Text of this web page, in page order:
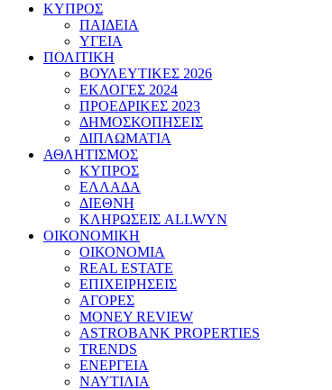
ΚΥΠΡΟΣ
ΠΑΙΔΕΙΑ
ΥΓΕΙΑ
ΠΟΛΙΤΙΚΗ
ΒΟΥΛΕΥΤΙΚΕΣ 2026
ΕΚΛΟΓΕΣ 2024
ΠΡΟΕΔΡΙΚΕΣ 2023
ΔΗΜΟΣΚΟΠΗΣΕΙΣ
ΔΙΠΛΩΜΑΤΙΑ
ΑΘΛΗΤΙΣΜΟΣ
ΚΥΠΡΟΣ
ΕΛΛΑΔΑ
ΔΙΕΘΝΗ
ΚΛΗΡΩΣΕΙΣ ALLWYN
ΟΙΚΟΝΟΜΙΚΗ
ΟΙΚΟΝΟΜΙΑ
REAL ESTATE
ΕΠΙΧΕΙΡΗΣΕΙΣ
ΑΓΟΡΕΣ
MONEY REVIEW
ASTROBANK PROPERTIES
TRENDS
ΕΝΕΡΓΕΙΑ
ΝΑΥΤΙΛΙΑ